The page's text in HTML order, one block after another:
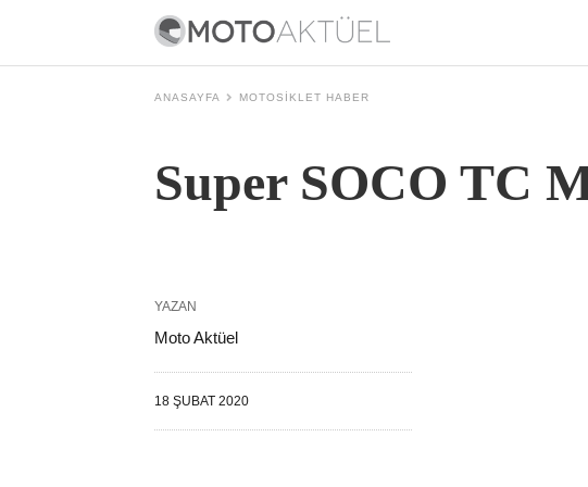
ANASAYFA MOTOSIKLET HABER
Super SOCO TC
YAZAN
Moto Aktüel
18 ŞUBAT 2020